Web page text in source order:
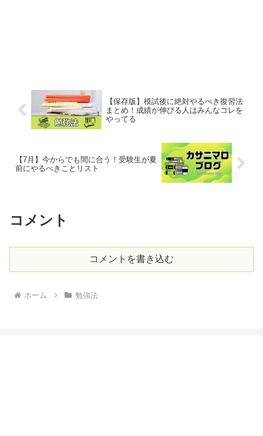
【保存版】模試後に絶対やるべき復習法
まとめ！成績が伸びる人はみんなコレを
やってる
【7月】今からでも間に合う！受験生が夏
前にやるべきことリスト
コメント
コメントを書き込む
ホーム 勉強法